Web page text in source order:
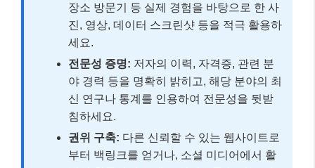
장소 방문기 등 실제 경험을 바탕으로 한 사
진, 영상, 데이터 스크린샷 등을 적극 활용하
세요.
전문성 증명: 저자의 이력, 자격증, 관련 분
야 경력 등을 명확히 밝히고, 해당 분야의 최
신 연구나 통계를 인용하여 전문성을 뒷받
침하세요.
권위 구축: 다른 신뢰할 수 있는 웹사이트로
부터 백링크를 얻거나, 소셜 미디어에서 활